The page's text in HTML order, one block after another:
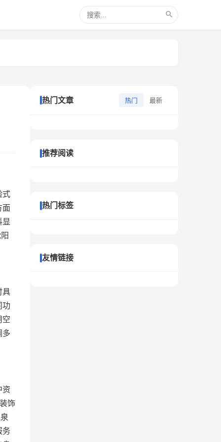
式
面
显
具
功
空
多
资
饰
务
热门文章 热门 最新
推荐阅读
热门标签
友情链接